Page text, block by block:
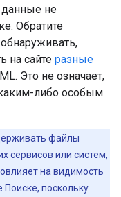
данные не
Обратите
на сайте разные
Это не означает,
либо особым
файлы
сервисов или систем,
на видимость
поскольку